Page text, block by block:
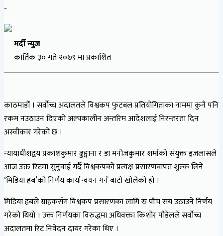
-
मर्दी न्युज
कार्तिक ३० गते २०७९ मा प्रकाशित
काठमाडौं । सर्वोच्च अदालतले विश्वकप फुटबल प्रतियोगिताका नाममा कुनै पनि
रकम नउठाउन दिएको अल्पकालीन अन्तरिम आदेशलाई निरन्तरता दिन
अस्वीकार गरेको छ ।
न्यायाधीशद्वय प्रकाशकुमार ढुङ्गाना र डा मनोजकुमार शर्माको संयुक्त इजलासले
आज उक्त रिटमा सुनुवाई गर्दै विश्वकपको प्रत्यक्ष प्रसारणबापत शुल्क लिने
‘मिडिया हब’को निर्णय कार्यान्वयन गर्न बाटो खोलेको हो ।
मिडिया हबले ग्राहकसँग विश्वकप प्रसारणका लागि रु पाँच सय उठाउने निर्णय
गरेको थियो । उक्त निर्णयका विरुद्धमा अधिवक्ता किशोर पौडेलले सर्वोच्च
अदालतमा रिट निवेदन दायर गरेका थिए ।